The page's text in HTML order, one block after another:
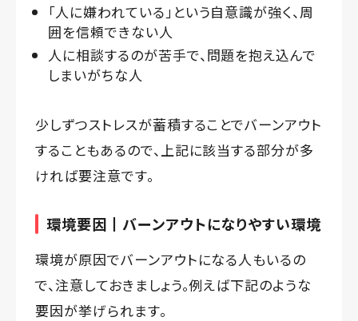
「人に嫌われている」という自意識が強く、周
囲を信頼できない人
人に相談するのが苦手で、問題を抱え込んで
しまいがちな人
少しずつストレスが蓄積することでバーンアウト
することもあるので、上記に該当する部分が多
ければ要注意です。
環境要因┃バーンアウトになりやすい環境
環境が原因でバーンアウトになる人もいるの
で、注意しておきましょう。例えば下記のような
要因が挙げられます。